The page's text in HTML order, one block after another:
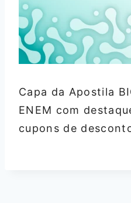
Capa da Apostila
ENEM com
cupons de